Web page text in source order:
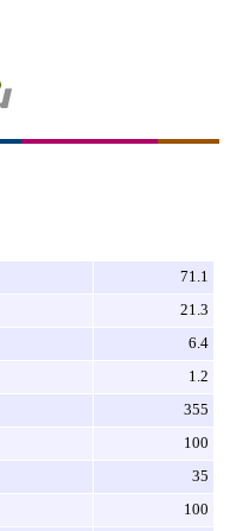
71.1
21.3
6.4
1.2
355
100
35
100